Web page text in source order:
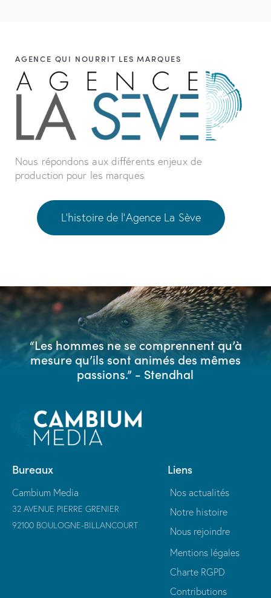
AGENCE QUI NOURRIT LES MARQUES
Nous répondons aux différents enjeux de
production pour les marques
L'histoire de l'Agence La Sève
“Les hommes ne se comprennent qu’à
mesure qu’ils sont animés des mêmes
passions.” - Stendhal
Bureaux
Cambium Media
32 AVENUE PIERRE GRENIER
92100 BOULOGNE-BILLANCOURT
Liens
Nos actualités
Notre histoire
Nous rejoindre
Mentions légales
Charte RGPD
Contributions